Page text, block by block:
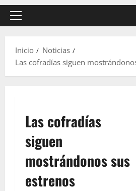
Menú
Inicio
Noticias
Las cofradías siguen
Las cofradías
siguen
mostrándonos sus
estrenos